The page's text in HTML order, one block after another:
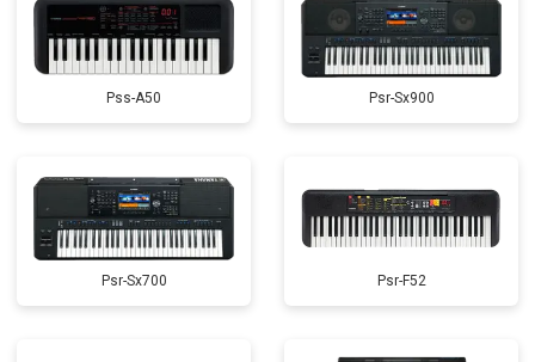
Pss-A50 Psr-Sx900
Psr-Sx700 Psr-F52